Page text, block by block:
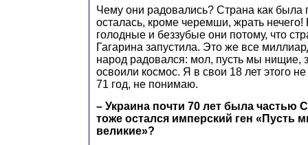
Чему они радовались? Страна как была
осталась, кроме черемши, жрать
голодные и беззубые они потому, что
Гагарина запустила. Это же все
народ радовался: мол, пусть мы нищие,
освоили космос. Я в свои 18 лет этого
71 год, не понимаю.
– Украина почти 70 лет была частью
тоже остался имперский ген «Пусть
великие»?